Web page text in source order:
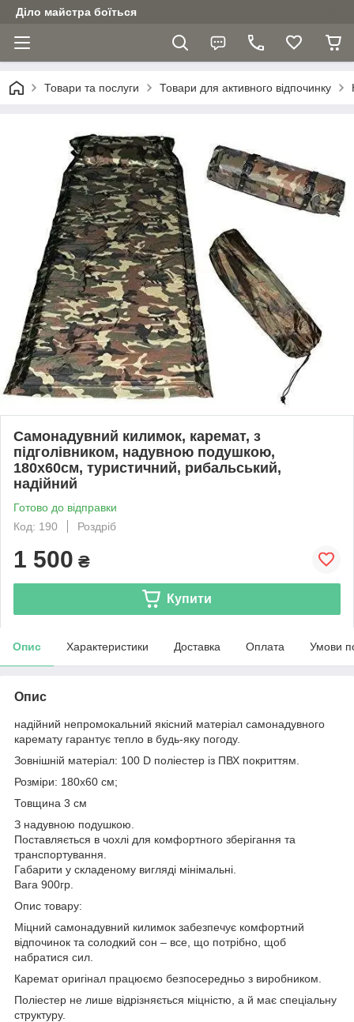
Діло майстра боїться
Товари та послуги Товари для активного відпочинку
Самонадувний килимок, каремат, з
підголівником, надувною подушкою,
180х60см, туристичний, рибальський,
надійний
Готово до відправки
Код: 190
Роздріб
1 500 ₴
Купити
Опис Характеристики Доставка Оплата Умови
Опис
надійний непромокальний якісний матеріал самонадувного
каремату гарантує тепло в будь-яку погоду.
Зовнішній матеріал: 100 D поліестер із ПВХ покриттям.
Розміри: 180х60 см;
Товщина 3 см
З надувною подушкою.
Поставляється в чохлі для комфортного зберігання та
транспортування.
Габарити у складеному вигляді мінімальні.
Вага 900гр.
Опис товару:
Міцний самонадувний килимок забезпечує комфортний
відпочинок та солодкий сон – все, що потрібно, щоб
набратися сил.
Каремат оригінал працюємо безпосередньо з виробником.
Поліестер не лише відрізняється міцністю, а й має спеціальну
структуру.